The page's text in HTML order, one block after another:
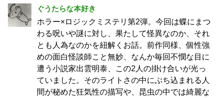
ぐうたらな本好き
ホラー×ロジックミステリ第2弾。今回は蝶にまつ
わる呪いや謎に対し、果たして怪異なのか、それ
とも人為なのかを紐解くお話。前作同様、個性強
めの面白怪談師こと無妙、なんか毎回不憫な目に
遭う小説家出雲明泰、この2人の掛け合いが光っ
ていました。そのライトさの中にぶち込まれる人
間が秘めた狂気性の描写や、昆虫の中では綺麗な